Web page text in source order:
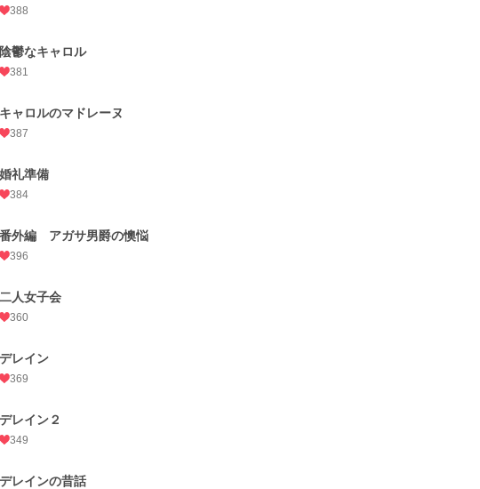
388
陰鬱なキャロル
381
キャロルのマドレーヌ
387
婚礼準備
384
番外編 アガサ男爵の懊悩
396
二人女子会
360
デレイン
369
デレイン２
349
デレインの昔話